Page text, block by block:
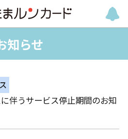
知らせ
伴うサービス停止期間のお知